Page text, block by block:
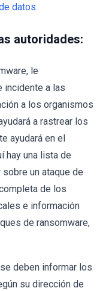
datos.
autoridades:
le
incidente a las
a los organismos
a rastrear los
ayudará en el
hay una lista de
un ataque de
de los
e información
de ransomware,
deben informar los
su dirección de